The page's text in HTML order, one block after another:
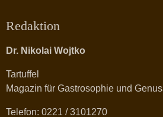
Redaktion
Dr. Nikolai Wojtko
Tartuffel
Magazin für Gastrosophie und
Telefon: 0221 / 3101270